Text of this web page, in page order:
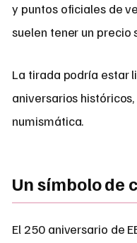
y puntos oficiales de
suelen tener un precio
La tirada podría estar
aniversarios
numismática.
Un símbolo de
El 250 aniversario de